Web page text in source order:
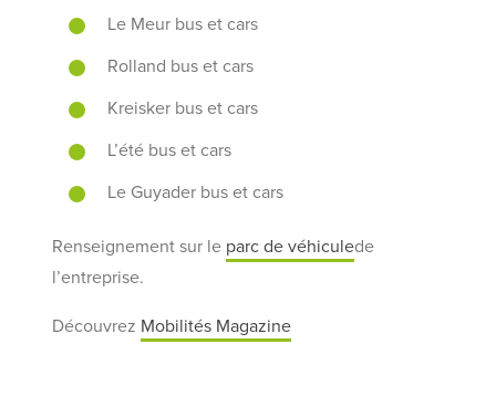
Le Meur bus et cars
Rolland bus et cars
Kreisker bus et cars
L’été bus et cars
Le Guyader bus et cars
Renseignement sur le parc de véhiculede
l’entreprise.
Découvrez Mobilités Magazine